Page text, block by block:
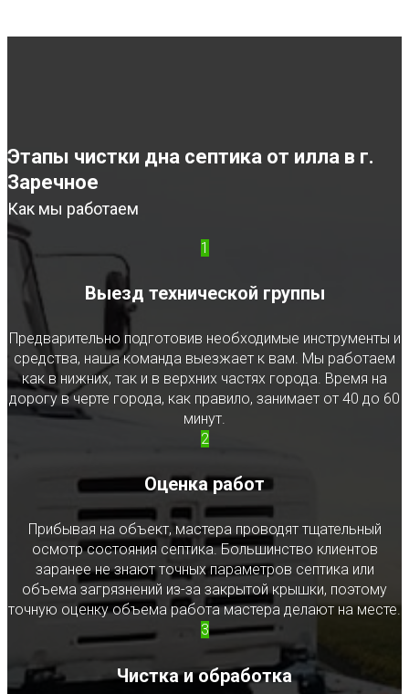
Этапы чистки дна септика от илла в г.
Заречное
Как мы работаем
1
Выезд технической группы
Предварительно подготовив необходимые инструменты и
средства, наша команда выезжает к вам. Мы работаем
как в нижних, так и в верхних частях города. Время на
дорогу в черте города, как правило, занимает от 40 до 60
минут.
2
Оценка работ
Прибывая на объект, мастера проводят тщательный
осмотр состояния септика. Большинство клиентов
заранее не знают точных параметров септика или
объема загрязнений из-за закрытой крышки, поэтому
точную оценку объема работа мастера делают на месте.
3
Чистка и обработка